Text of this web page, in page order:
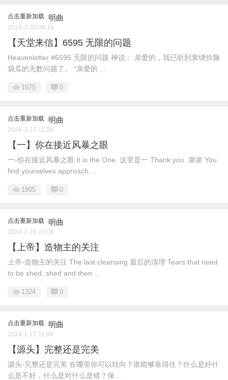
点击重新加载 明曲
2024-3-30 09:14
【天堂来信】6595 无限的问题
Heavenletter #6595 无限的问题 神说： 亲爱的，我已听到萦绕你脑
袋瓜的无数问题了。 “亲爱的 ...
1575 0
点击重新加载 明曲
2024-3-12 11:58
【一】你在接近风暴之眼
一-你在接近风暴之眼 It is the One. 这里是一 Thank you. 谢谢 You
find yourselves approach ...
1805 0
点击重新加载 明曲
2024-2-25 10:08
【上帝】造物主的关注
上帝-造物主的关注 The last cleansing 最后的清理 Tears that need
to be shed, shed and then ...
1324 0
点击重新加载 明曲
2024-1-27 11:08
【源头】完整还是完美
源头-完整还是完美 在哪里你可以转向？谁能够靠得住？什么是好什
么是不好，什么是对什么是错？保 ...